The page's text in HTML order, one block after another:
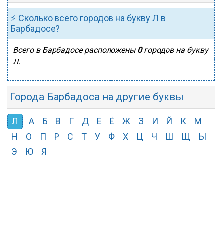
⚡ Сколько всего городов на букву Л в
Барбадосе?
Всего в Барбадосе расположены 0городов на букву
Л.
Города Барбадоса на другие буквы
Л А Б В Г Д Е Ё Ж З И Й К
М
Н
О П Р С Т У Ф Х Ц Ч Ш Щ
Ы
Э
Ю Я